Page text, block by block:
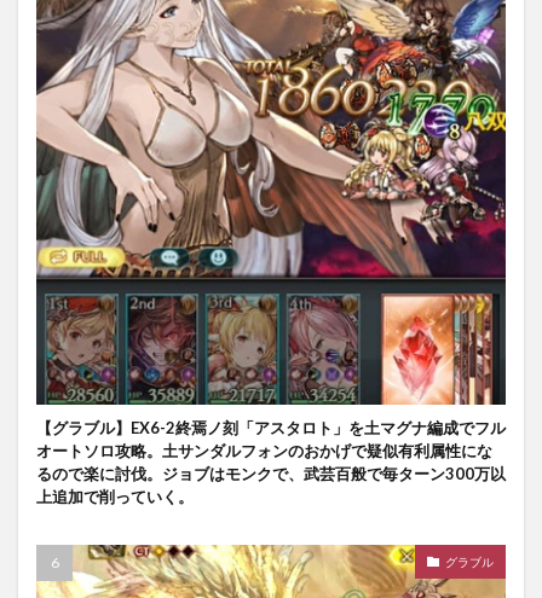
【グラブル】EX6-2終焉ノ刻「アスタロト」を土マグナ編成でフル
オートソロ攻略。土サンダルフォンのおかげで疑似有利属性にな
るので楽に討伐。ジョブはモンクで、武芸百般で毎ターン300万以
上追加で削っていく。
グラブル